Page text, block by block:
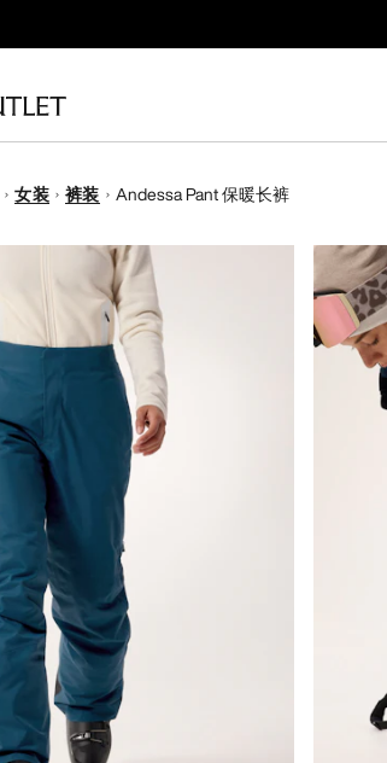
女装 裤装 Andessa Pant 保暖长裤